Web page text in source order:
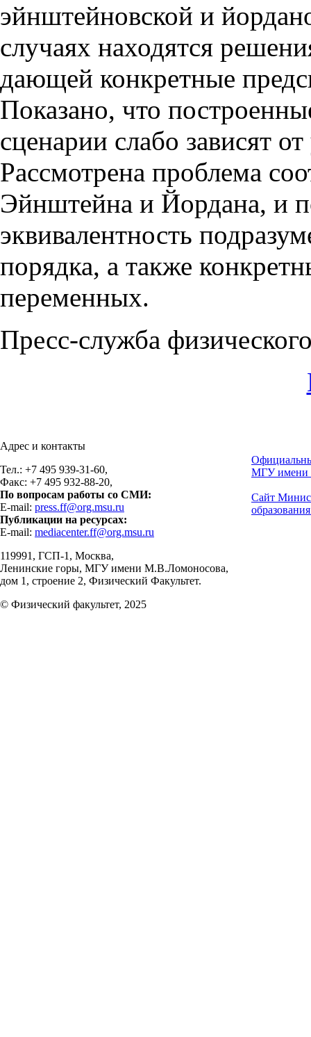
эйнштейновской и
случаях находятся
дающей конкретные
Показано, что
сценарии слабо зависят
Рассмотрена проблема
Эйнштейна и Йордана, и
эквивалентность
порядка, а также
переменных.
Пресс-служба
Адрес и контакты
Тел.: +7 495 939-31-60,
Факс: +7 495 932-88-20,
По вопросам работы со СМИ:
E-mail: press.ff@org.msu.ru
Публикации на ресурсах:
E-mail: mediacenter.ff@org.msu.ru
119991, ГСП-1, Москва,
Ленинские горы, МГУ имени М.В.Ломоносова,
дом 1, строение 2, Физический Факультет.
© Физический факультет, 2025
МГУ имени
Сайт